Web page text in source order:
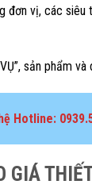
đơn vị, các
sản phẩm
Hotline:
GIÁ